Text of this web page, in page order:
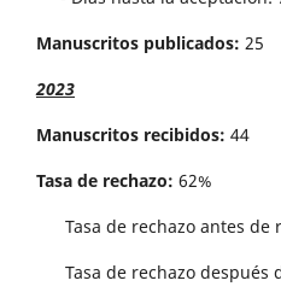
Manuscritos publicados: 25
2023
Manuscritos recibidos: 44
Tasa de rechazo: 62%
Tasa de rechazo antes de
Tasa de rechazo después